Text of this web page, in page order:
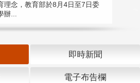
理念，教育部於8月4日至7日委
...
即時新聞
電子布告欄